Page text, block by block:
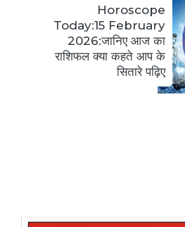
Horoscope
Today:15 February
2026:जानिए आज का
राशिफल क्या कहते आप के
सितारे पढ़िए